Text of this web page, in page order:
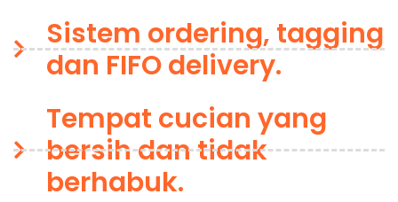
Sistem ordering, tagging
dan FIFO delivery.
Tempat cucian yang
bersih dan tidak
berhabuk.